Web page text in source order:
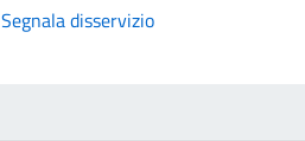
Segnala disservizio